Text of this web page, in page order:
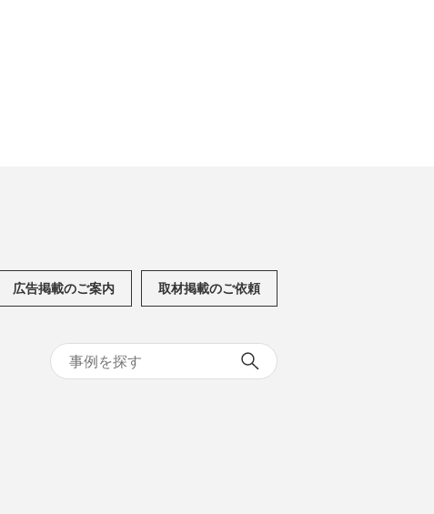
広告掲載のご案内 取材掲載のご依頼